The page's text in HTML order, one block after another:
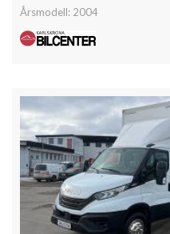
Årsmodell: 2004